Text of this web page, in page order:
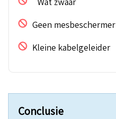
Geen mesbeschermer
Kleine kabelgeleider
Conclusie